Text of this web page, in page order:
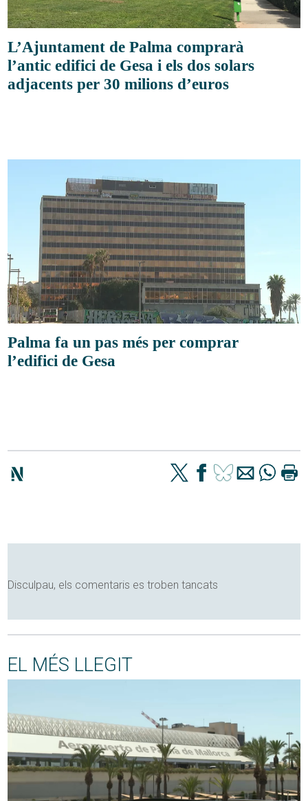
L’Ajuntament de Palma comprarà
l’antic edifici de Gesa i els dos solars
adjacents per 30 milions d’euros
Palma fa un pas més per comprar
l’edifici de Gesa
Disculpau, els comentaris es troben tancats
EL MÉS LLEGIT